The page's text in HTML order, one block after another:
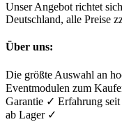
Unser Angebot richtet
Deutschland, alle Preise
Über uns:
Die größte Auswahl an
Eventmodulen zum
Garantie ✓ Erfahrung
ab Lager ✓